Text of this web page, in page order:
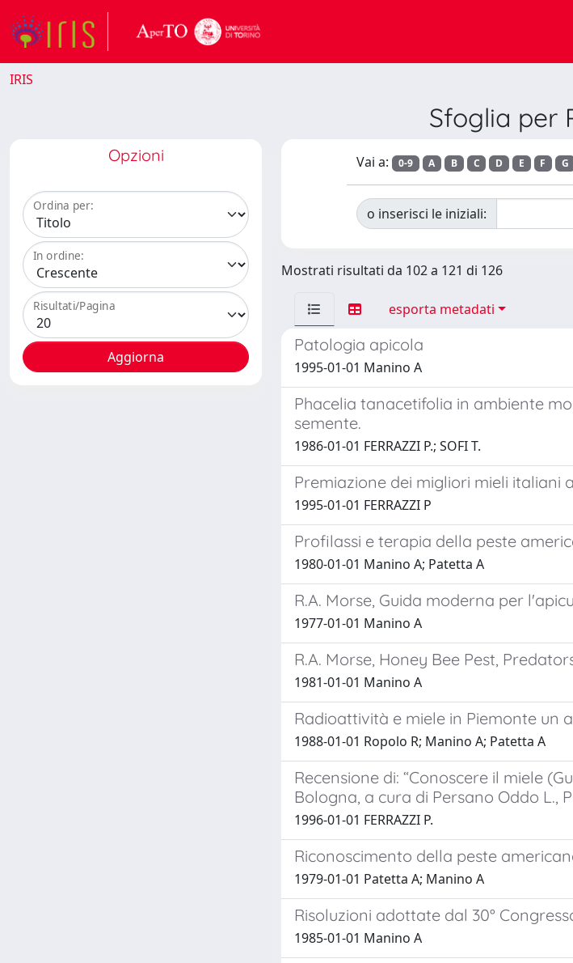
IRIS
Sfoglia per
Opzioni
Ordina per:
In ordine:
Risultati/Pagina
Vai a: 0-9 A B C D E F G
o inserisci le iniziali:
Mostrati risultati da 102 a 121 di 126
esporta metadati
Patologia apicola
1995-01-01 Manino A
Phacelia tanacetifolia in ambiente
semente.
1986-01-01 FERRAZZI P.; SOFI T.
Premiazione dei migliori mieli italiani
1995-01-01 FERRAZZI P
Profilassi e terapia della peste
1980-01-01 Manino A; Patetta A
R.A. Morse, Guida moderna per
1977-01-01 Manino A
R.A. Morse, Honey Bee Pest,
1981-01-01 Manino A
Radioattività e miele in Piemonte un
1988-01-01 Ropolo R; Manino A; Patetta A
Recensione di: “Conoscere il miele
Bologna, a cura di Persano Oddo L.,
1996-01-01 FERRAZZI P.
Riconoscimento della peste
1979-01-01 Patetta A; Manino A
Risoluzioni adottate dal 30°
1985-01-01 Manino A